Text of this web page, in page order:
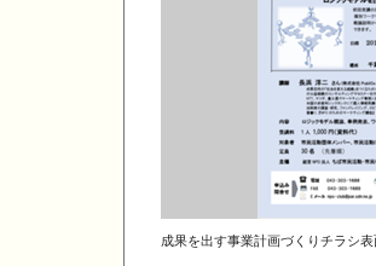
成果を出す事業計画づくりチラシ表